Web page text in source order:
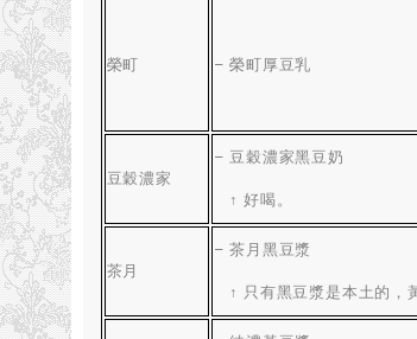
榮町 –榮町厚豆
豆穀濃家
–豆穀濃家黑
↑ 好喝。
茶月
–茶月黑豆
↑ 只有黑豆漿是本土的 ，